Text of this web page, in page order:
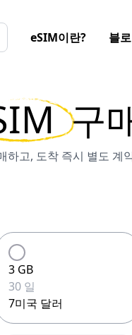
eSIM이란? 블
구
고, 도착 즉시 별도 계
3 GB
30 일
7미국 달러